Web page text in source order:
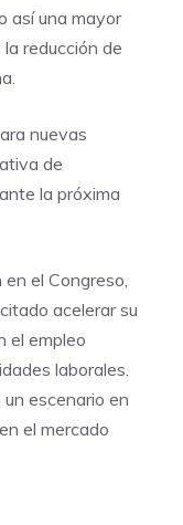
así una mayor
reducción de
nuevas
de
la próxima
el Congreso,
acelerar su
el empleo
laborales.
escenario en
el mercado